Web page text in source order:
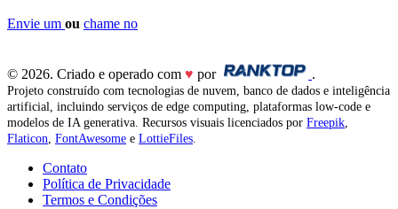
Envie um ou chame no
© 2026. Criado e operado com ♥ por .
Projeto construído com tecnologias de nuvem, banco de dados e inteligência
artificial, incluindo serviços de edge computing, plataformas low-code e
modelos de IA generativa. Recursos visuais licenciados por Freepik,
Flaticon, FontAwesome e LottieFiles.
Contato
Política de Privacidade
Termos e Condições